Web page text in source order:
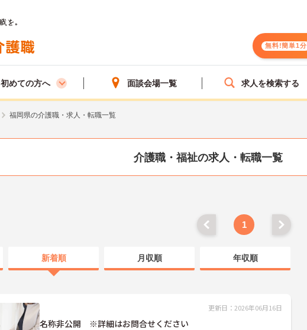
無料!簡単1分
初めての方へ 面談会場一覧 求人を検索する
福岡県の介護職・求人・転職一覧
介護職・福祉の求人・転職一覧
1
新着順 月収順 年収順
更新日：2026年06月16日
名称非公開 ※詳細はお問合せください